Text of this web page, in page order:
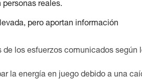
reales.
pero aportan información
los esfuerzos comunicados según
la energía en juego debido a una